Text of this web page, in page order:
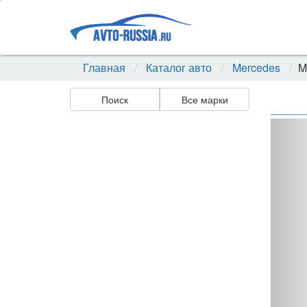
Главная Каталог авто Mercedes
Поиск Все марки